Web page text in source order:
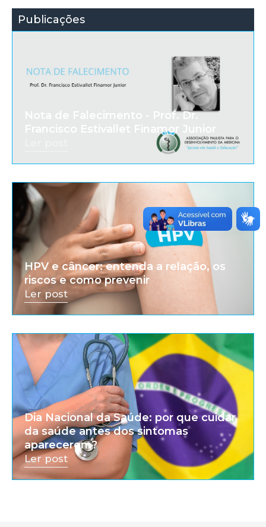
Publicações
Nota de Falecimento - Prof. Dr.
Francisco Estivallet Finamor Junior
HPV e câncer: entenda a relação, os
riscos e como prevenir
Ler post
Dia Nacional da Saúde: por que cuidar
da saúde antes dos sintomas
aparecerem?
Ler post